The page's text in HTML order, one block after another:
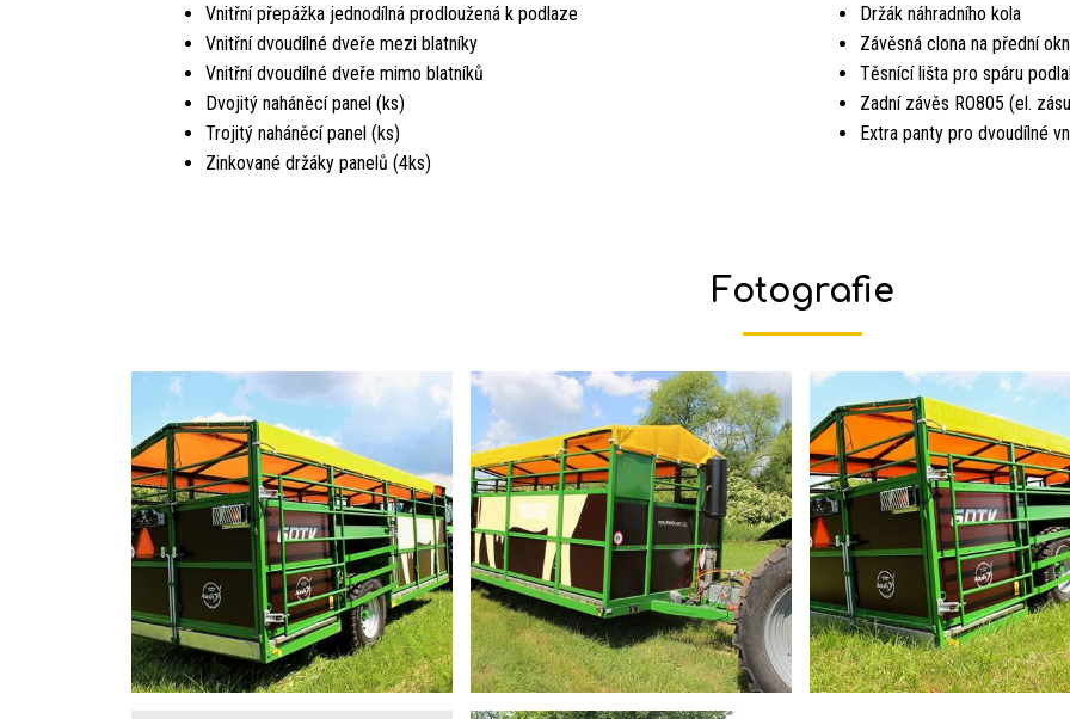
Vnitřní přepážka jednodílná prodloužená k podlaze
Vnitřní dvoudílné dveře mezi blatníky
Vnitřní dvoudílné dveře mimo blatníků
Dvojitý naháněcí panel (ks)
Trojitý naháněcí panel (ks)
Zinkované držáky panelů (4ks)
Držák náhradního kola
Závěsná clona na přední
Těsnící lišta pro spáru
Zadní závěs RO805 (el.
Extra panty pro dvoudílné
Fotografie